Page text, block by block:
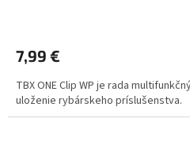
7,99 €
TBX ONE Clip WP je rada
uloženie rybárskeho príslušenstva.